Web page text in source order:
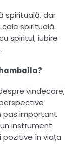
spirituală, dar
spirituală.
spiritul, iubire
vindecare,
pas important
instrument
în viața